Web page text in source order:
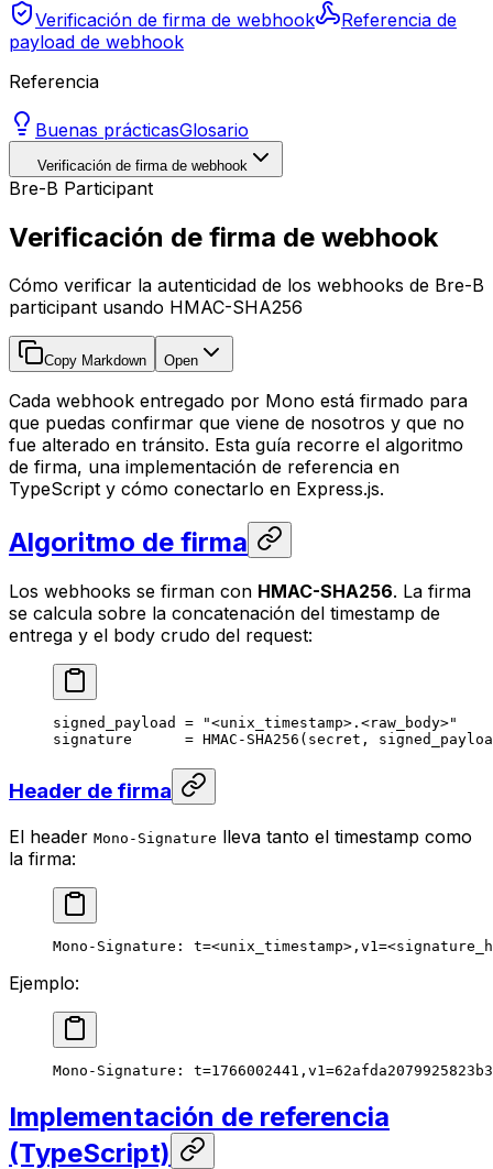
Verificación de firma de webhook
Referencia de
payload de webhook
Referencia
Buenas prácticasGlosario
Verificación de firma de webhook
Bre-B Participant
Verificación de firma de webhook
Cómo verificar la autenticidad de los webhooks de Bre-B
participant usando HMAC-SHA256
Copy Markdown Open
Cada webhook entregado por Mono está firmado para
que puedas confirmar que viene de nosotros y que no
fue alterado en tránsito. Esta guía recorre el algoritmo
de firma, una implementación de referencia en
TypeScript y cómo conectarlo en Express.js.
Algoritmo de firma
Los webhooks se firman con HMAC-SHA256. La firma
se calcula sobre la concatenación del timestamp de
entrega y el body crudo del request:
signed_payload = "<unix_timestamp>.<raw_body>"
signature      = HMAC-SHA256(secret,
Header de firma
El header Mono-Signature lleva tanto el timestamp como
la firma:
Mono-Signature:
Ejemplo:
Mono-Signature:
Implementación de referencia
(TypeScript)